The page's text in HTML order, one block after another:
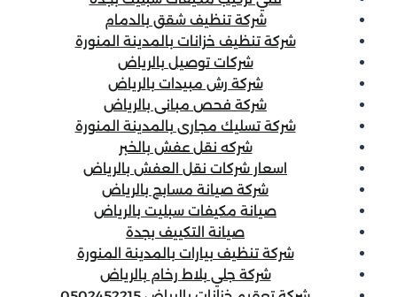
شركة تنظيف شقق بالدمام
شركة تنظيف خزانات بالمدينة المنورة
شركات توصيل بالرياض
شركة رش مبيدات بالرياض
شركة فحص مبانى بالرياض
شركة تسليك مجارى بالمدينة المنورة
شركه نقل عفش بالخبر
اسعار شركات نقل العفش بالرياض
شركة صيانة مسابح بالرياض
صيانة مكيفات سبليت بالرياض
صيانة التكييف بجدة
شركة تنظيف بيارات بالمدينة المنورة
شركة جلي بلاط رخام بالرياض